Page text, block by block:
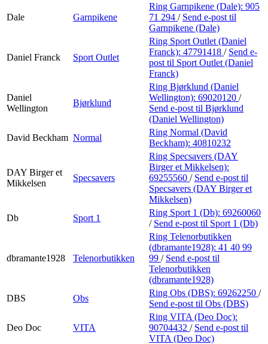
Dale Garnpikene
Ring Garnpikene (Dale): 905
71 294 / Send e-post til
Garnpikene (Dale)
Daniel Franck Sport Outlet
Ring Sport Outlet (Daniel
Franck): 47791418 / Send e-
post til Sport Outlet (Daniel
Franck)
Daniel
Wellington
Bjørklund
Ring Bjørklund (Daniel
Wellington): 69020120 /
Send e-post til Bjørklund
(Daniel Wellington)
David Beckham Normal
Ring Normal (David
Beckham): 40810232
DAY Birger et
Mikkelsen
Specsavers
Ring Specsavers (DAY
Birger et Mikkelsen):
69255560 / Send e-post til
Specsavers (DAY Birger et
Mikkelsen)
Db
Sport 1
Ring Sport 1 (Db): 69260060
/ Send e-post til Sport 1 (Db)
dbramante1928 Telenorbutikken
Ring Telenorbutikken
(dbramante1928): 41 40 99
99 / Send e-post til
Telenorbutikken
(dbramante1928)
DBS
Obs
Ring Obs (DBS): 69262250 /
Send e-post til Obs (DBS)
Deo Doc VITA
Ring VITA (Deo Doc):
90704432 / Send e-post til
VITA (Deo Doc)